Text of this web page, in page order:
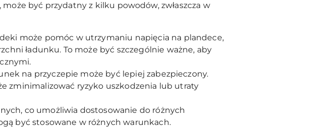
być przydatny z kilku powodów, zwłaszcza w
może pomóc w utrzymaniu napięcia na plandece,
ładunku. To może być szczególnie ważne, aby
na przyczepie może być lepiej zabezpieczony.
zminimalizować ryzyko uszkodzenia lub utraty
co umożliwia dostosowanie do różnych
być stosowane w różnych warunkach.